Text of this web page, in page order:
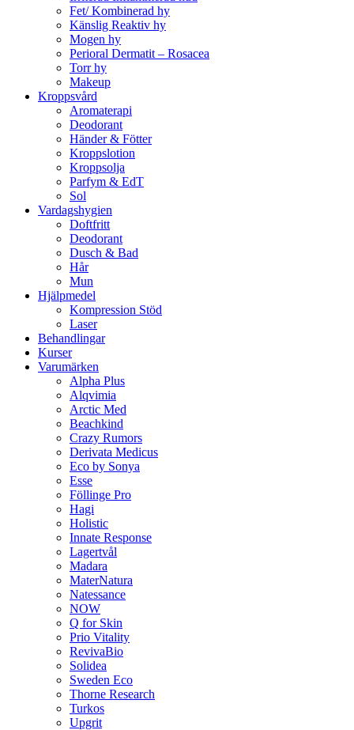
Fet/ Kombinerad hy
Känslig Reaktiv hy
Mogen hy
Perioral Dermatit – Rosacea
Torr hy
Makeup
Kroppsvård
Aromaterapi
Deodorant
Händer & Fötter
Kroppslotion
Kroppsolja
Parfym & EdT
Sol
Vardagshygien
Doftfritt
Deodorant
Dusch & Bad
Hår
Mun
Hjälpmedel
Kompression Stöd
Laser
Behandlingar
Kurser
Varumärken
Alpha Plus
Alqvimia
Arctic Med
Beachkind
Crazy Rumors
Derivata Medicus
Eco by Sonya
Esse
Föllinge Pro
Hagi
Holistic
Innate Response
Lagertvål
Madara
MaterNatura
Natessance
NOW
Q for Skin
Prio Vitality
RevivaBio
Solidea
Sweden Eco
Thorne Research
Turkos
Upgrit